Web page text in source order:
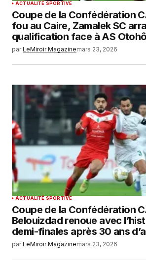
ACTUALITÉ SPORTIVE
Coupe de la Confédération
fou au Caire, Zamalek SC
qualification face à AS
par LeMiroir Magazinemars 23, 2026
ACTUALITÉ SPORTIVE
Coupe de la Confédération
Belouizdad renoue avec
demi-finales après 30 ans
par LeMiroir Magazinemars 23, 2026